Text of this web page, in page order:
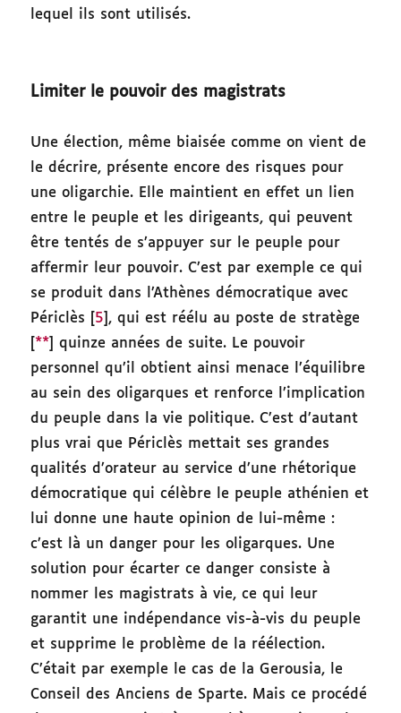
lequel ils sont utilisés.
Limiter le pouvoir des magistrats
Une élection, même biaisée comme on vient de
le décrire, présente encore des risques pour
une oligarchie. Elle maintient en effet un lien
entre le peuple et les dirigeants, qui peuvent
être tentés de s’appuyer sur le peuple pour
affermir leur pouvoir. C’est par exemple ce qui
se produit dans l’Athènes démocratique avec
Périclès [ 5 ], qui est réélu au poste de stratège
** ] quinze années de suite. Le pouvoir
personnel qu’il obtient ainsi menace l’équilibre
au sein des oligarques et renforce l’implication
du peuple dans la vie politique. C’est d’autant
plus vrai que Périclès mettait ses grandes
qualités d’orateur au service d’une rhétorique
démocratique qui célèbre le peuple athénien et
lui donne une haute opinion de lui-même :
c’est là un danger pour les oligarques. Une
solution pour écarter ce danger consiste à
nommer les magistrats à vie, ce qui leur
garantit une indépendance vis-à-vis du peuple
et supprime le problème de la réélection.
C’était par exemple le cas de la Gerousia, le
Conseil des Anciens de Sparte. Mais ce procédé